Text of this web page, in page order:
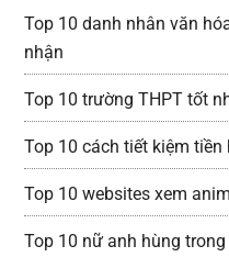
Top 10 danh nhân văn
nhận
Top 10 trường THPT tốt
Top 10 cách tiết kiệm
Top 10 websites xem
Top 10 nữ anh hùng